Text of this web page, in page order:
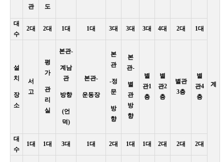
관
도
계
대
수
2대 2대 1대 1대 3대 3대 3대 4대 2대 1대
설
치
장
소
서
고
평
가
관
리
실
본관-
계남
관
방향
(언
덕)
본관-
운동장
본
관
-정
문
방
향
본
관-
별
관
방
향
별
관1
층
별
관2
층
별관
3층
별
관4
층
대
수
1대 1대 3대 1대 2대 1대 1대 2대 2대 2대